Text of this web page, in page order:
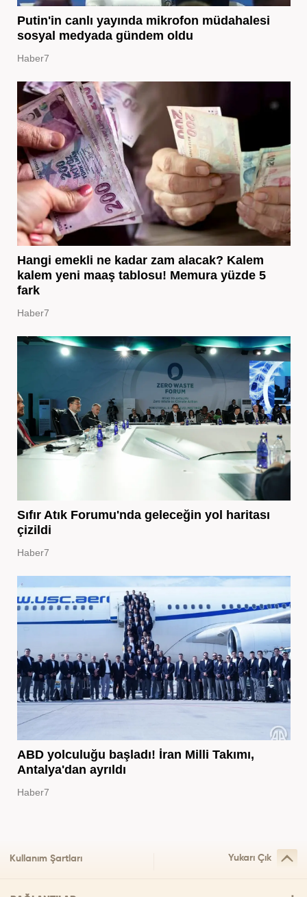
Putin'in canlı yayında mikrofon müdahalesi
sosyal medyada gündem oldu
Haber7
Hangi emekli ne kadar zam alacak? Kalem
kalem yeni maaş tablosu! Memura yüzde 5
fark
Haber7
Sıfır Atık Forumu'nda geleceğin yol haritası
çizildi
Haber7
ABD yolculuğu başladı! İran Milli Takımı,
Antalya'dan ayrıldı
Haber7
Kullanım Şartları Yukarı Çık